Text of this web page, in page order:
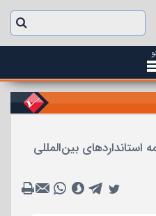
استانداردهای بین‌المللی